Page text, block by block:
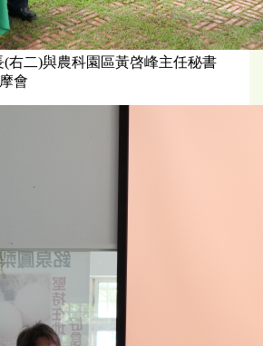
右二)與農科園區黃啓峰主任秘書
會